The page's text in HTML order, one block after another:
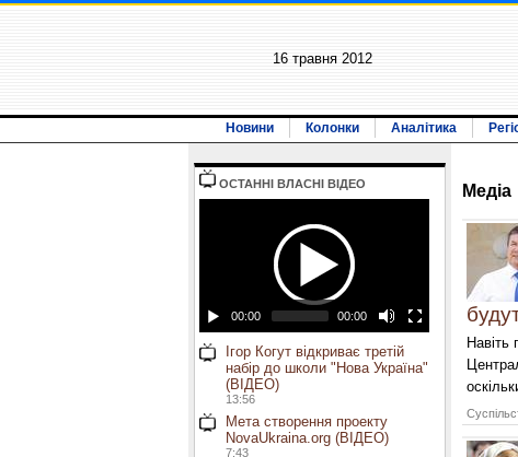
16 травня 2012
Новини Колонки Аналітика
ОСТАННI ВЛАСНI ВIДЕО
00:00 00:00
Ігор Когут відкриває третій
набір до школи "Нова Україна"
(ВІДЕО)
13:56
Мета створення проекту
NovaUkraina.org (ВІДЕО)
7:43
Медiа
Навіть